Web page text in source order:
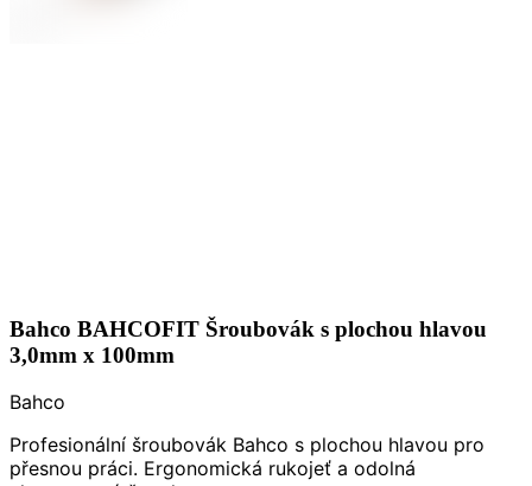
Bahco BAHCOFIT Šroubovák s plochou hlavou
3,0mm x 100mm
Bahco
Profesionální šroubovák Bahco s plochou hlavou pro
přesnou práci. Ergonomická rukojeť a odolná